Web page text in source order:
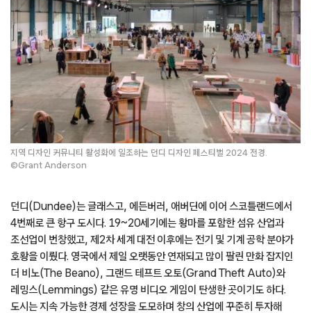
지역 디자인 커뮤니티 활성화에 일조하는 던디 디자인 페스티벌 2024 전경.
©Grant Anderson
던디(Dundee)는 글래스고, 에든버러, 애버딘에 이어 스코틀랜드에서
4번째로 큰 항구 도시다. 19~20세기에는 황마를 포함한 섬유 산업과
조선업이 번창했고, 제2차 세계 대전 이후에는 전기 및 기계 공학 분야가
호황을 이뤘다. 영국에서 제일 오랫동안 연재되고 많이 팔린 만화 잡지인
더 비노(The Beano), 그랜드 테프트 오토(Grand Theft Auto)와
레밍스(Lemmings) 같은 유명 비디오 게임이 탄생한 곳이기도 하다.
도시는 지속 가능한 경제 성장을 도모하며 창의 산업에 꾸준히 투자해